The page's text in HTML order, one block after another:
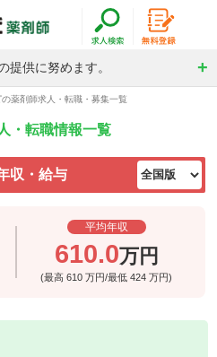
提供に努めます。
薬剤師求人・転職・募集一覧
・転職情報一覧
収・給与
平均年収
610.0万円
(最高610万円/最低424万円)